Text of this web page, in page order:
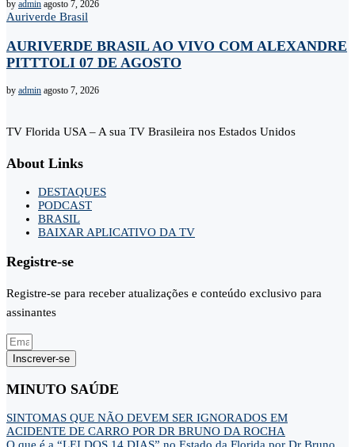
by admin agosto 7, 2026
Auriverde Brasil
AURIVERDE BRASIL AO VIVO COM ALEXANDRE
PITTTOLI 07 DE AGOSTO
by admin agosto 7, 2026
TV Florida USA – A sua TV Brasileira nos Estados Unidos
About Links
DESTAQUES
PODCAST
BRASIL
BAIXAR APLICATIVO DA TV
Registre-se
Registre-se para receber atualizações e conteúdo exclusivo para
assinantes
Inscrever-se
MINUTO SAÚDE
SINTOMAS QUE NÃO DEVEM SER IGNORADOS EM
ACIDENTE DE CARRO POR DR BRUNO DA ROCHA